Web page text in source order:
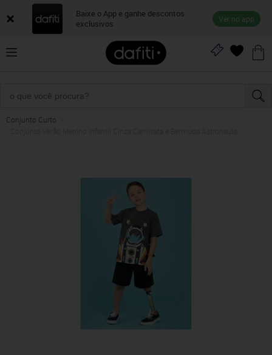
Baixe o App e ganhe descontos
exclusivos
Ver no app
Conjunto Curto